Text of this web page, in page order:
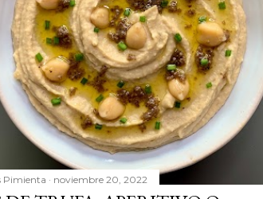
Pimienta noviembre 20, 2022